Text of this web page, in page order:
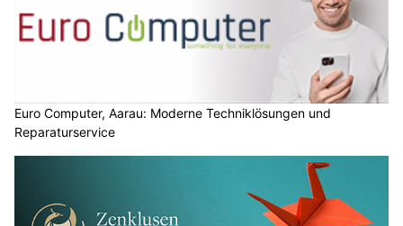
Euro Computer, Aarau: Moderne Techniklösungen und
Reparaturservice